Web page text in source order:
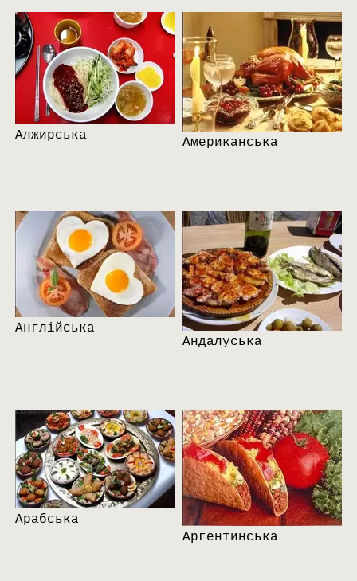
Алжирська Американська
Англійська
Андалуська
Арабська
Аргентинська